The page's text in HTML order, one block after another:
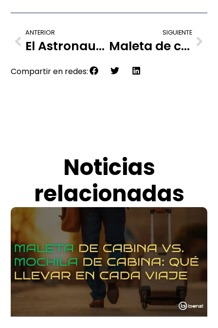
ANTERIOR
El Astronauta de la Catedral de Salamanca
SIGUIENTE
Maleta de cabina para Ryanair: cuál comprar para no pagar de más en el aeropuerto
Compartir en redes:
Noticias
relacionadas